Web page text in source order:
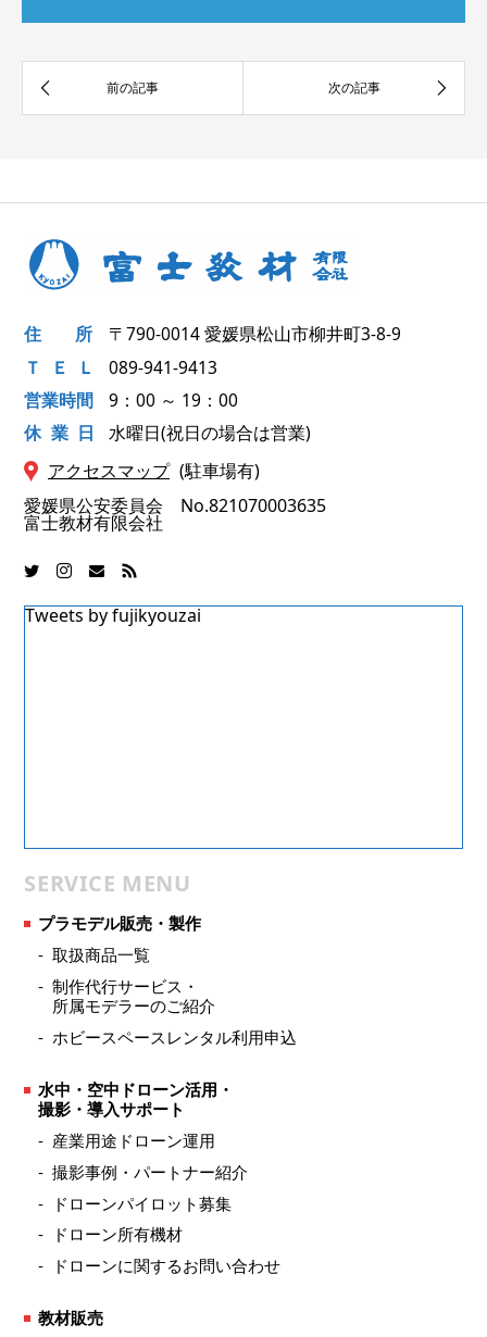
住 所 〒790-0014愛媛県松山市柳井町3-8-9
ＴＥ
Ｌ
089-941-9413
営業時間
9：00 ～ 19：00
休業 日
水曜日(祝日の場合は営業)
アクセスマップ (駐車場有)
愛媛県公安委員会 No.821070003635
富士教材有限会社
Tweets by fujikyouzai
SERVICE MENU
プラモデル販売・製作
取扱商品一覧
制作代行サービス・
所属モデラーのご紹介
ホビースペースレンタル利用申込
水中・空中ドローン活用・
撮影・導入サポート
産業用途ドローン運用
撮影事例・パートナー紹介
ドローンパイロット募集
ドローン所有機材
ドローンに関するお問い合わせ
教材販売